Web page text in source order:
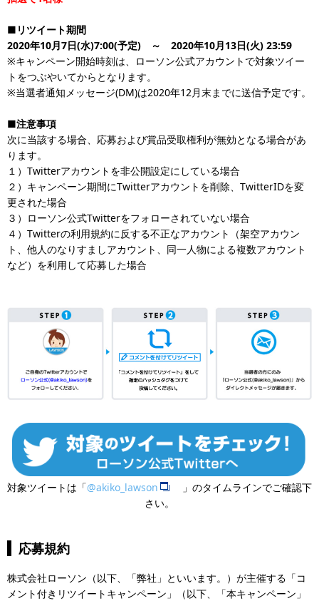
■リツイート期間
2020年10月7日(水)7:00(予定) ～ 2020年10月13日(火) 23:59
※キャンペーン開始時刻は、ローソン公式アカウントで対象ツイー
トをつぶやいてからとなります。
※当選者通知メッセージ(DM)は2020年12月末までに送信予定です。
■注意事項
次に当該する場合、応募および賞品受取権利が無効となる場合があ
ります。
１）Twitterアカウントを非公開設定にしている場合
２）キャンペーン期間にTwitterアカウントを削除、TwitterIDを変
更された場合
３）ローソン公式Twitterをフォローされていない場合
４）Twitterの利用規約に反する不正なアカウント（架空アカウン
ト、他人のなりすましアカウント、同一人物による複数アカウント
など）を利用して応募した場合
対象ツイートは「@akiko_lawson
」のタイムラインでご確認下
さい。
応募規約
株式会社ローソン（以下、「弊社」といいます。）が主催する「コ
メント付きリツイートキャンペーン」（以下、「本キャンペーン」